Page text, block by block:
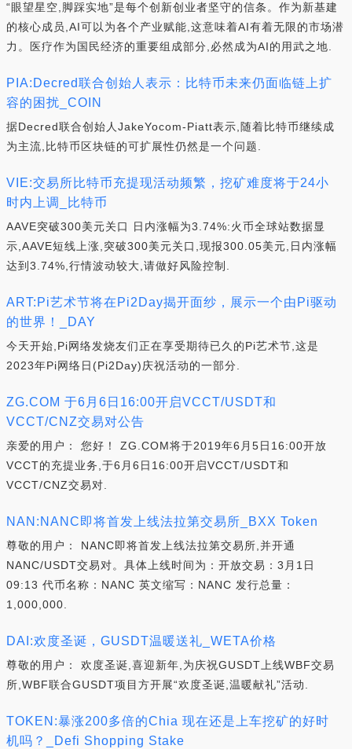
“眼望星空,脚踩实地”是每个创新创业者坚守的信条。作为新基建
的核心成员,AI可以为各个产业赋能,这意味着AI有着无限的市场潜
力。医疗作为国民经济的重要组成部分,必然成为AI的用武之地.
PIA:Decred联合创始人表示：比特币未来仍面临链上扩
容的困扰_COIN
据Decred联合创始人JakeYocom-Piatt表示,随着比特币继续成
为主流,比特币区块链的可扩展性仍然是一个问题.
VIE:交易所比特币充提现活动频繁，挖矿难度将于24小
时内上调_比特币
AAVE突破300美元关口 日内涨幅为3.74%:火币全球站数据显
示,AAVE短线上涨,突破300美元关口,现报300.05美元,日内涨幅
达到3.74%,行情波动较大,请做好风险控制.
ART:Pi艺术节将在Pi2Day揭开面纱，展示一个由Pi驱动
的世界！_DAY
今天开始,Pi网络发烧友们正在享受期待已久的Pi艺术节,这是
2023年Pi网络日(Pi2Day)庆祝活动的一部分.
ZG.COM 于6月6日16:00开启VCCT/USDT和
VCCT/CNZ交易对公告
亲爱的用户： 您好！ ZG.COM将于2019年6月5日16:00开放
VCCT的充提业务,于6月6日16:00开启VCCT/USDT和
VCCT/CNZ交易对.
NAN:NANC即将首发上线法拉第交易所_BXX Token
尊敬的用户： NANC即将首发上线法拉第交易所,并开通
NANC/USDT交易对。具体上线时间为：开放交易：3月1日
09:13 代币名称：NANC 英文缩写：NANC 发行总量：
1,000,000.
DAI:欢度圣诞，GUSDT温暖送礼_WETA价格
尊敬的用户： 欢度圣诞,喜迎新年,为庆祝GUSDT上线WBF交易
所,WBF联合GUSDT项目方开展“欢度圣诞,温暖献礼”活动.
TOKEN:暴涨200多倍的Chia 现在还是上车挖矿的好时
机吗？_Defi Shopping Stake